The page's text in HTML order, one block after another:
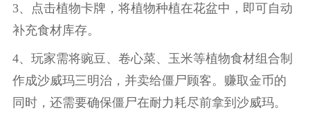
3、点击植物卡牌，将植物种植在花盆中，即可自动
补充食材库存。
4、玩家需将豌豆、卷心菜、玉米等植物食材组合制
作成沙威玛三明治，并卖给僵尸顾客。赚取金币的
同时，还需要确保僵尸在耐力耗尽前拿到沙威玛。